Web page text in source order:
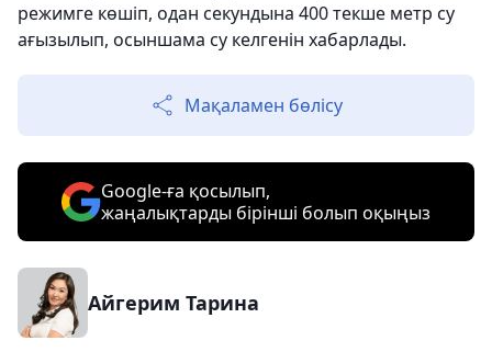
режимге көшіп, одан секундына 400 текше метр су
ағызылып, осыншама су келгенін хабарлады.
Мақаламен бөлісу
Google-ға қосылып,
жаңалықтарды бірінші болып оқыңыз
Айгерим Тарина